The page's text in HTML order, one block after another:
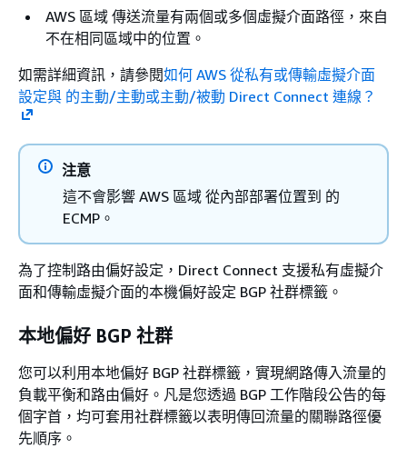
AWS 區域 傳送流量有兩個或多個虛擬介面路徑，來自
不在相同區域中的位置。
如需詳細資訊，請參閱如何 AWS 從私有或傳輸虛擬介面
設定與 的主動/主動或主動/被動 Direct Connect 連線？
注意
這不會影響 AWS 區域 從內部部署位置到 的
ECMP。
為了控制路由偏好設定，Direct Connect 支援私有虛擬介
面和傳輸虛擬介面的本機偏好設定 BGP 社群標籤。
本地偏好 BGP 社群
您可以利用本地偏好 BGP 社群標籤，實現網路傳入流量的
負載平衡和路由偏好。凡是您透過 BGP 工作階段公告的每
個字首，均可套用社群標籤以表明傳回流量的關聯路徑優
先順序。